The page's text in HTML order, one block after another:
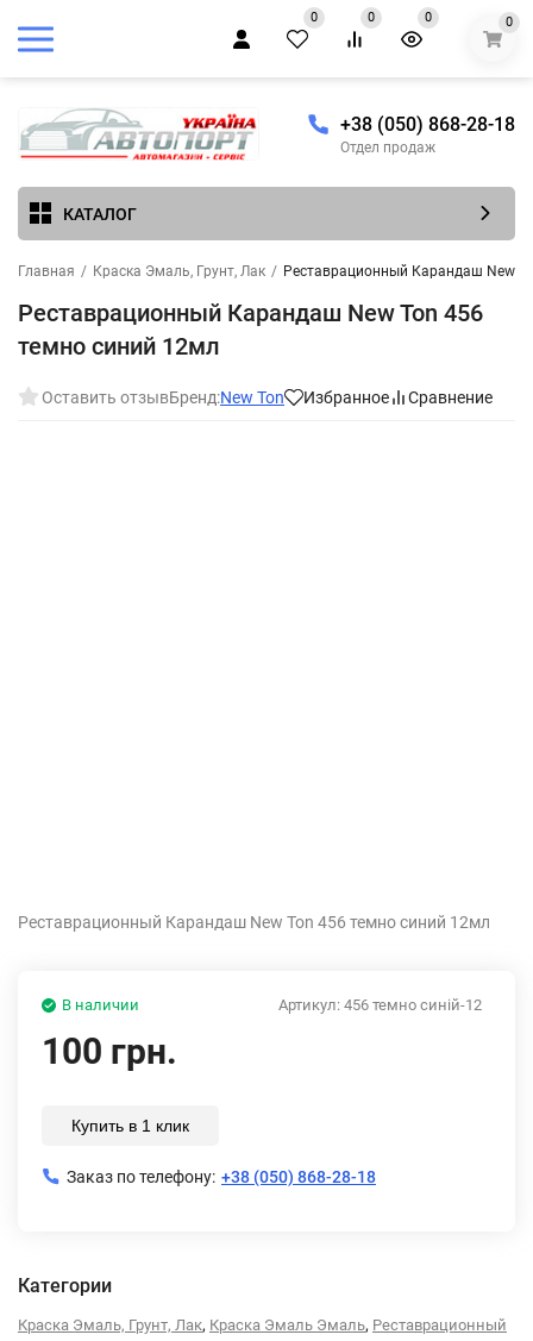
0 0 0 0
+38 (050) 868-28-18
Отдел продаж
КАТАЛОГ
Главная / Краска Эмаль, Грунт, Лак / Реставрационный Карандаш New
Реставрационный Карандаш New Ton 456
темно синий 12мл
Оставить отзывБренд:New Ton Избранное Сравнение
Реставрационный Карандаш New Ton 456 темно синий 12мл
Артикул: 456 темно синiй-12
В наличии
100 грн.
Купить в 1 клик
Заказ по телефону: +38 (050) 868-28-18
Категории
Краска Эмаль, Грунт, Лак, Краска Эмаль Эмаль, Реставрационный